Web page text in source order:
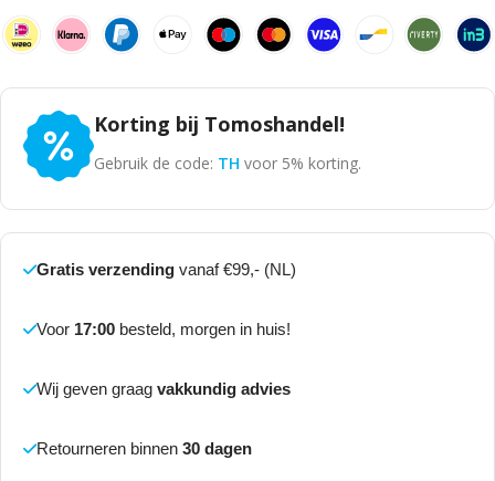
Korting bij Tomoshandel!
Gebruik de code: TH voor 5% korting.
Gratis verzending vanaf €99,- (NL)
Voor 17:00 besteld, morgen in huis!
Wij geven graag vakkundig advies
Retourneren binnen 30 dagen